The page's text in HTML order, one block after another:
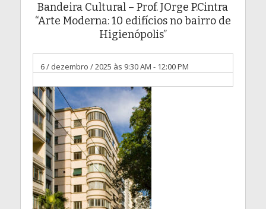
Bandeira Cultural – Prof. JOrge P.Cintra
“Arte Moderna: 10 edifícios no bairro de
Higienópolis”
6 / dezembro / 2025 às 9:30 AM - 12:00 PM